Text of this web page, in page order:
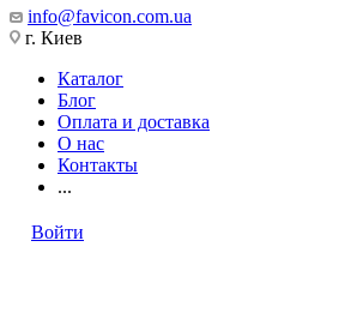
info@favicon.com.ua
г. Киев
Каталог
Блог
Оплата и доставка
О нас
Контакты
...
Войти